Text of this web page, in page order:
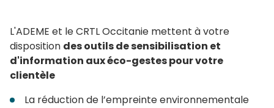
L'ADEME et le CRTL Occitanie mettent à votre
disposition des outils de sensibilisation et
d'information aux éco-gestes pour votre
clientèle
La réduction de l’empreinte environnementale